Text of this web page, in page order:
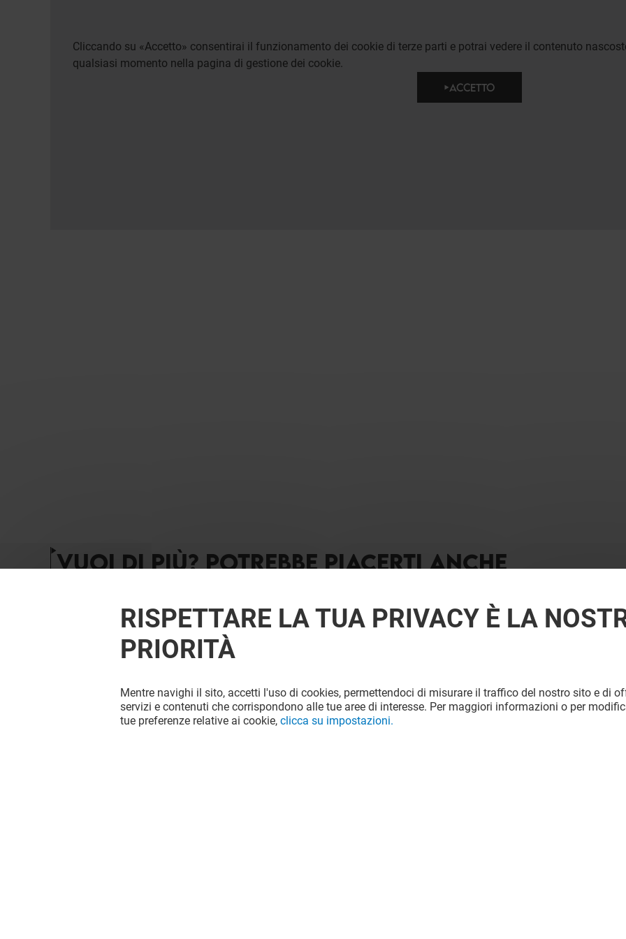
Cliccando su «Accetto» consentirai il funzionamento dei cookie di terze parti e potrai vedere il contenuto
qualsiasi momento nella pagina di gestione dei cookie.
ACCETTO
VUOI DI PIÙ? POTREBBE PIACERTI ANCHE
RISPETTARE LA TUA PRIVACY È LA
PRIORITÀ
Mentre navighi il sito, accetti l'uso di cookies, permettendoci di misurare il traffico del nostro sito e di
servizi e contenuti che corrispondono alle tue aree di interesse. Per maggiori informazioni o per
tue preferenze relative ai cookie, clicca su impostazioni.